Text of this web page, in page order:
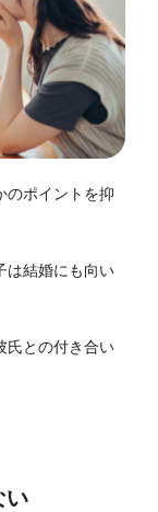
のポイントを抑
は結婚にも向い
氏との付き合い
い